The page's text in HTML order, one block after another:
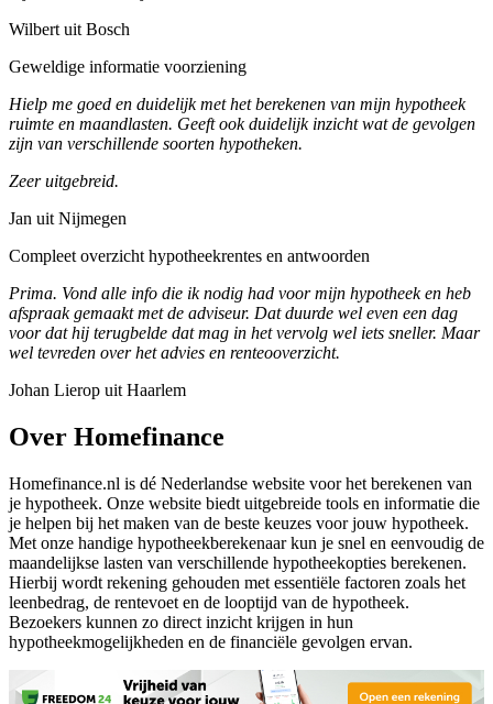
Wilbert uit Bosch
Geweldige informatie voorziening
Hielp me goed en duidelijk met het berekenen van mijn hypotheek
ruimte en maandlasten. Geeft ook duidelijk inzicht wat de gevolgen
zijn van verschillende soorten hypotheken.
Zeer uitgebreid.
Jan uit Nijmegen
Compleet overzicht hypotheekrentes en antwoorden
Prima. Vond alle info die ik nodig had voor mijn hypotheek en heb
afspraak gemaakt met de adviseur. Dat duurde wel even een dag
voor dat hij terugbelde dat mag in het vervolg wel iets sneller. Maar
wel tevreden over het advies en renteooverzicht.
Johan Lierop uit Haarlem
Over Homefinance
Homefinance.nl is dé Nederlandse website voor het berekenen van
je hypotheek. Onze website biedt uitgebreide tools en informatie die
je helpen bij het maken van de beste keuzes voor jouw hypotheek.
Met onze handige hypotheekberekenaar kun je snel en eenvoudig de
maandelijkse lasten van verschillende hypotheekopties berekenen.
Hierbij wordt rekening gehouden met essentiële factoren zoals het
leenbedrag, de rentevoet en de looptijd van de hypotheek.
Bezoekers kunnen zo direct inzicht krijgen in hun
hypotheekmogelijkheden en de financiële gevolgen ervan.